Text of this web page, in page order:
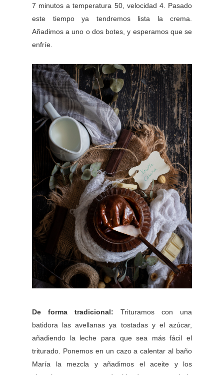
7 minutos a temperatura 50, velocidad 4. Pasado
este tiempo ya tendremos lista la crema.
Añadimos a uno o dos botes, y esperamos que se
enfríe.
De forma tradicional: Trituramos con una
batidora las avellanas ya tostadas y el azúcar,
añadiendo la leche para que sea más fácil el
triturado. Ponemos en un cazo a calentar al baño
María la mezcla y añadimos el aceite y los